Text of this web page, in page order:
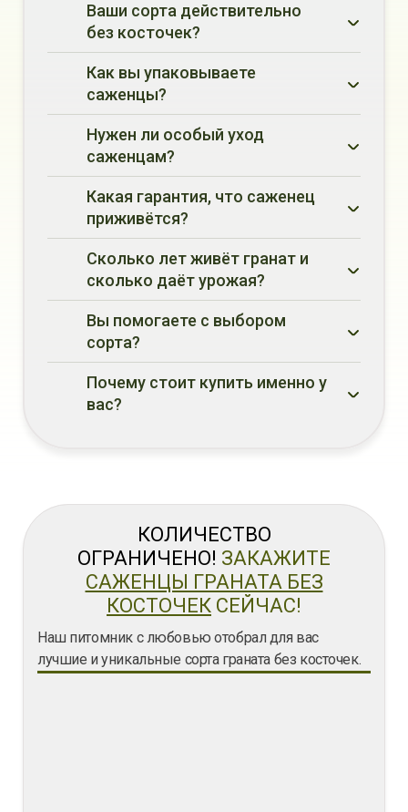
–37 °C
Ваши сорта действительно
без косточек?
мягкие или
практически незаметные косточки
Как вы упаковываете
саженцы?
живыми и
свежими
Нужен ли особый уход
саженцам?
Какая гарантия, что саженец
приживётся?
100% гарантию
приживаемости
Сколько лет живёт гранат и
сколько даёт урожая?
до 30 лет
30–35 кг плодов
Вы помогаете с выбором
сорта?
Почему стоит купить именно у
вас?
КОЛИЧЕСТВО
ОГРАНИЧЕНО! ЗАКАЖИТЕ
САЖЕНЦЫ ГРАНАТА БЕЗ
КОСТОЧЕК СЕЙЧАС!
Наш питомник с любовью отобрал для вас
лучшие и уникальные сорта граната без косточек.